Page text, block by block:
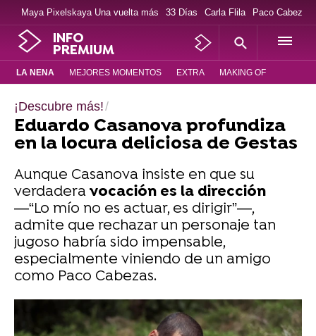
Maya Pixelskaya Una vuelta más 33 Días Carla Flila Paco Cabezas
INFO
PREMIUM
LA NENA MEJORES MOMENTOS EXTRA MAKING OF
¡Descubre más!
Eduardo Casanova profundiza
en la locura deliciosa de Gestas
Aunque Casanova insiste en que su
verdadera vocación es la dirección
—“Lo mío no es actuar, es dirigir”—,
admite que rechazar un personaje tan
jugoso habría sido impensable,
especialmente viniendo de un amigo
como Paco Cabezas.